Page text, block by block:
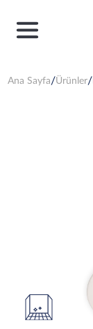
Ana Sayfa Ürünler